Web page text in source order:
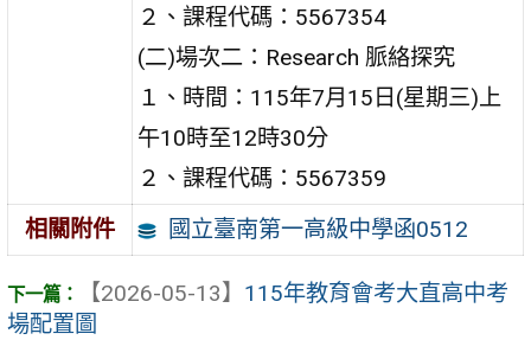
２、課程代碼：5567354
(二)場次二：Research 脈絡探究
１、時間：115年7月15日(星期三)上
午10時至12時30分
２、課程代碼：5567359
相關附件
國立臺南第一高級中學函0512
【2026-05-13】 115年教育會考大直高中考
場配置圖